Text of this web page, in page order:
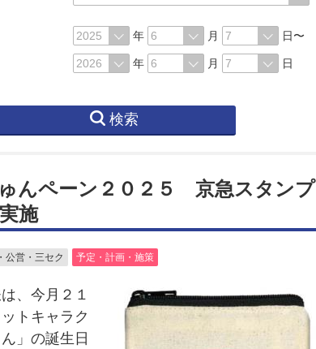
年 月
日〜
年
月 日
検索
んペーン２０２５ 京急スタンプ
施
公営・三セク 予定・計画・施策
、今月２１
トキャラク
」の誕生日